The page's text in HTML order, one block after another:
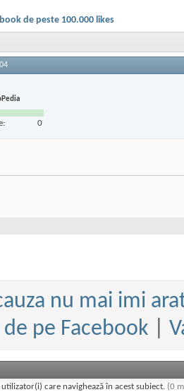
de peste 100.000 likes
0
nu mai imi
pe Facebook
care navighează în acest subiect. (0